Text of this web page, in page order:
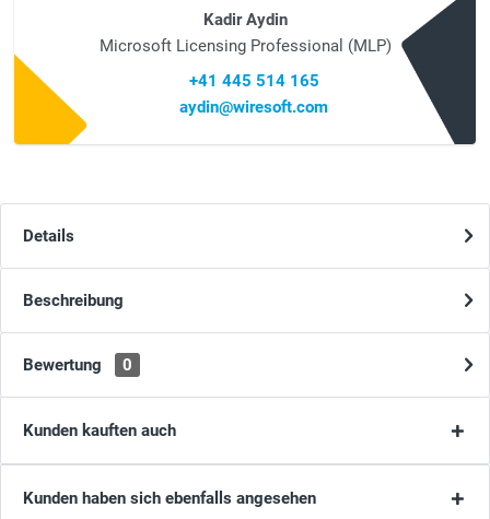
Kadir Aydin
Microsoft Licensing Professional (MLP)
+41 445 514 165
aydin@wiresoft.com
Details
Beschreibung
Bewertung 0
Kunden kauften auch
Kunden haben sich ebenfalls angesehen